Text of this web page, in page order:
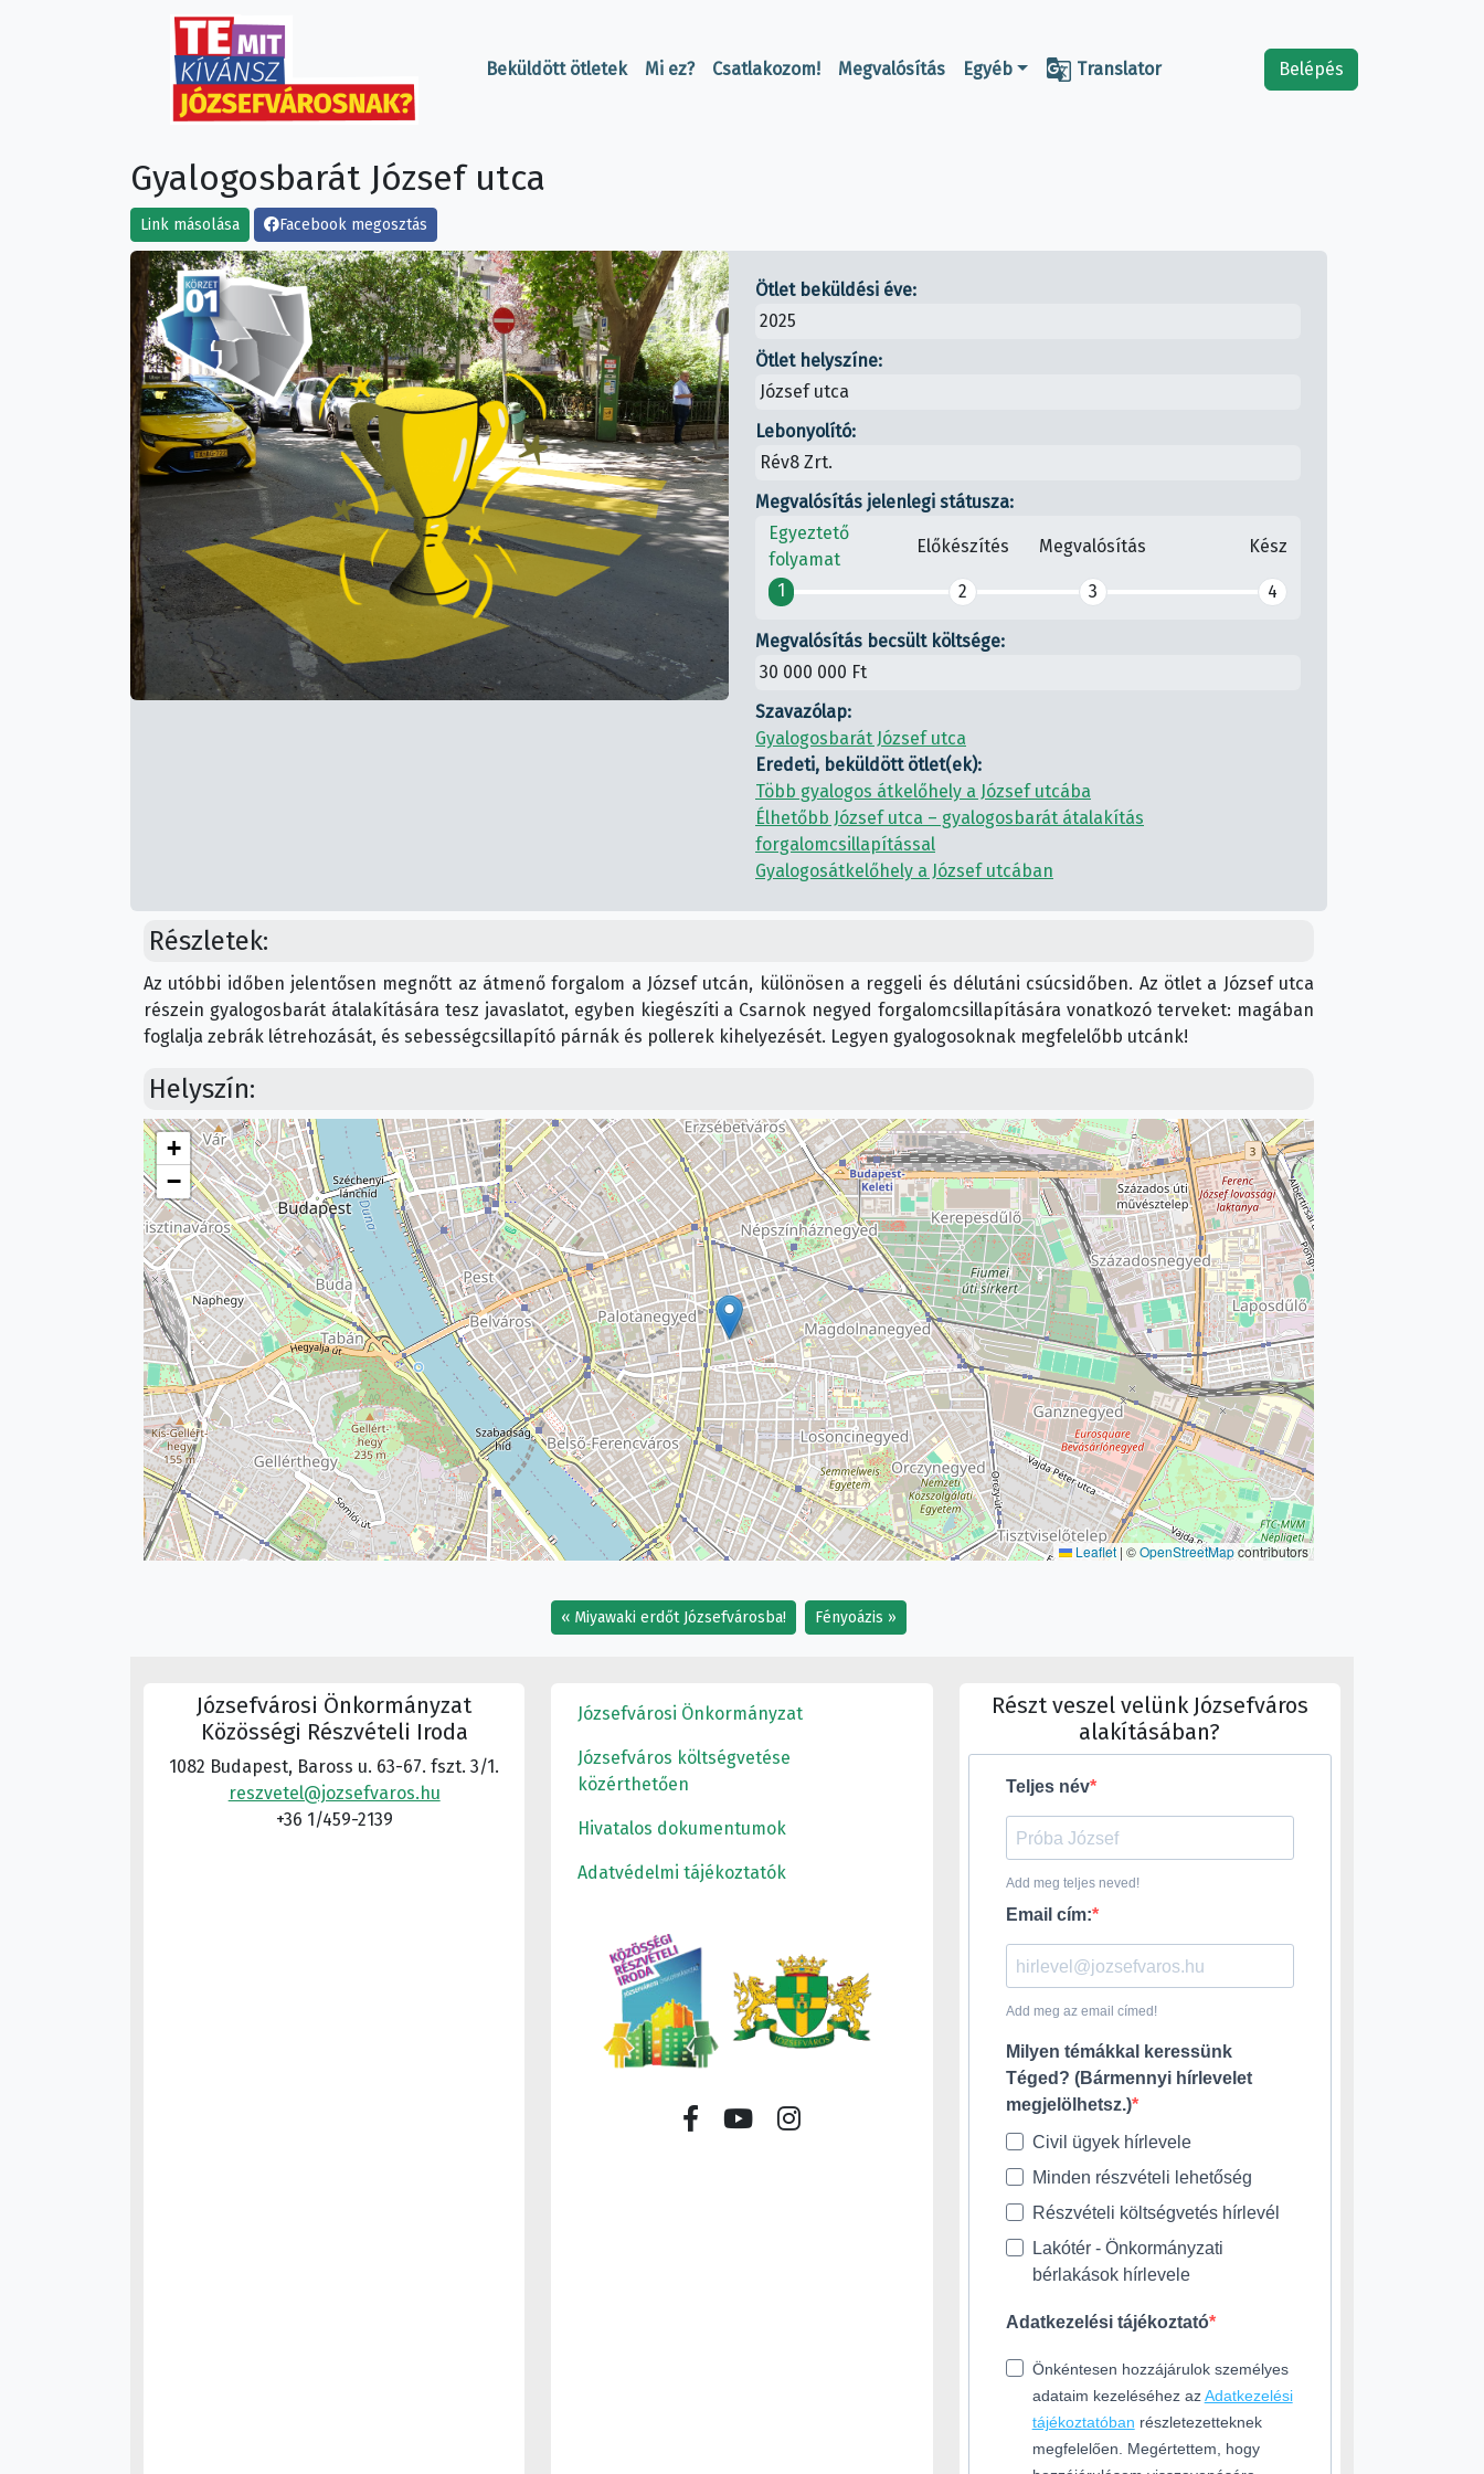
Beküldött ötletek Mi ez? Csatlakozom! Megvalósítás Egyéb  Translator Belépés
Gyalogosbarát József utca
Link másolása Facebook megosztás
Ötlet beküldési éve:
2025
Ötlet helyszíne:
József utca
Lebonyolító:
Rév8 Zrt.
Megvalósítás jelenlegi státusza:
Egyeztető
folyamat
Előkészítés Megvalósítás Kész
1 2 3 4
Megvalósítás becsült költsége:
30 000 000 Ft
Szavazólap:
Gyalogosbarát József utca
Eredeti, beküldött ötlet(ek):
Több gyalogos átkelőhely a József utcába
Élhetőbb József utca – gyalogosbarát átalakítás
forgalomcsillapítással
Gyalogosátkelőhely a József utcában
Részletek:
Az utóbbi időben jelentősen megnőtt az átmenő forgalom a József utcán, különösen a reggeli és délutáni csúcsidőben. Az ötlet a József utca
részein gyalogosbarát átalakítására tesz javaslatot, egyben kiegészíti a Csarnok negyed forgalomcsillapítására vonatkozó terveket: magában
foglalja zebrák létrehozását, és sebességcsillapító párnák és pollerek kihelyezését. Legyen gyalogosoknak megfelelőbb utcánk!
Helyszín:
+
−
Leaflet | ©OpenStreetMapcontributors
Miyawaki erdőt Józsefvárosba! Fényoázis
Józsefvárosi Önkormányzat
Közösségi Részvételi Iroda
1082 Budapest, Baross u. 63-67. fszt. 3/1.
reszvetel@jozsefvaros.hu
+36 1/459-2139
Józsefvárosi Önkormányzat
Józsefváros költségvetése
közérthetően
Hivatalos dokumentumok
Adatvédelmi tájékoztatók
Részt veszel velünk Józsefváros
alakításában?
Teljes név
Add meg teljes neved!
Email cím:
Add meg az email címed!
Milyen témákkal keressünk
Téged? (Bármennyi hírlevelet
megjelölhetsz.)
Civil ügyek hírlevele
Minden részvételi lehetőség
Részvételi költségvetés hírlevél
Lakótér - Önkormányzati
bérlakások hírlevele
Adatkezelési tájékoztató
Önkéntesen hozzájárulok személyes
adataim kezeléséhez azAdatkezelési
tájékoztatóban részletezetteknek
megfelelően. Megértettem, hogy